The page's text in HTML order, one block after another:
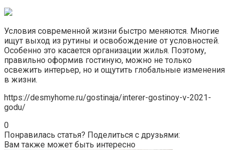
Условия современной жизни быстро меняются. Многие
ищут выход из рутины и освобождение от условностей.
Особенно это касается организации жилья. Поэтому,
правильно оформив гостиную, можно не только
освежить интерьер, но и ощутить глобальные изменения
в жизни.
https://desmyhome.ru/gostinaja/interer-gostinoy-v-2021-
godu/
0
Понравилась статья? Поделиться с друзьями:
Вам также может быть интересно